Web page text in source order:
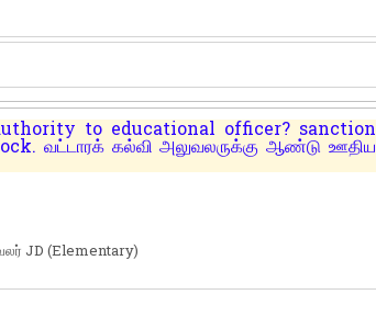
to educational officer? sanction
வட்டாரக் கல்வி அலுவலருக்கு ஆண்டு ஊதிய
JD (Elementary)